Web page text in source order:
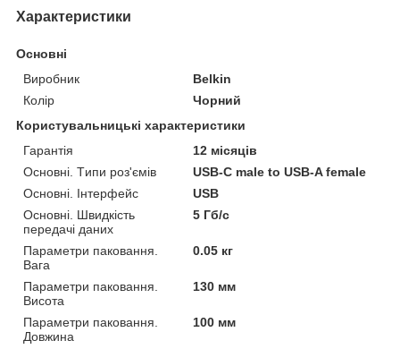
Характеристики
Основні
Виробник
Belkin
Колір
Чорний
Користувальницькі характеристики
Гарантія
12 місяців
Основні. Tипи роз'ємів
USB-C male to USB-A female
Основні. Інтерфейс
USB
Основні. Швидкість
передачі даних
5 Гб/с
Параметри паковання.
Вага
0.05 кг
Параметри паковання.
Висота
130 мм
Параметри паковання.
Довжина
100 мм